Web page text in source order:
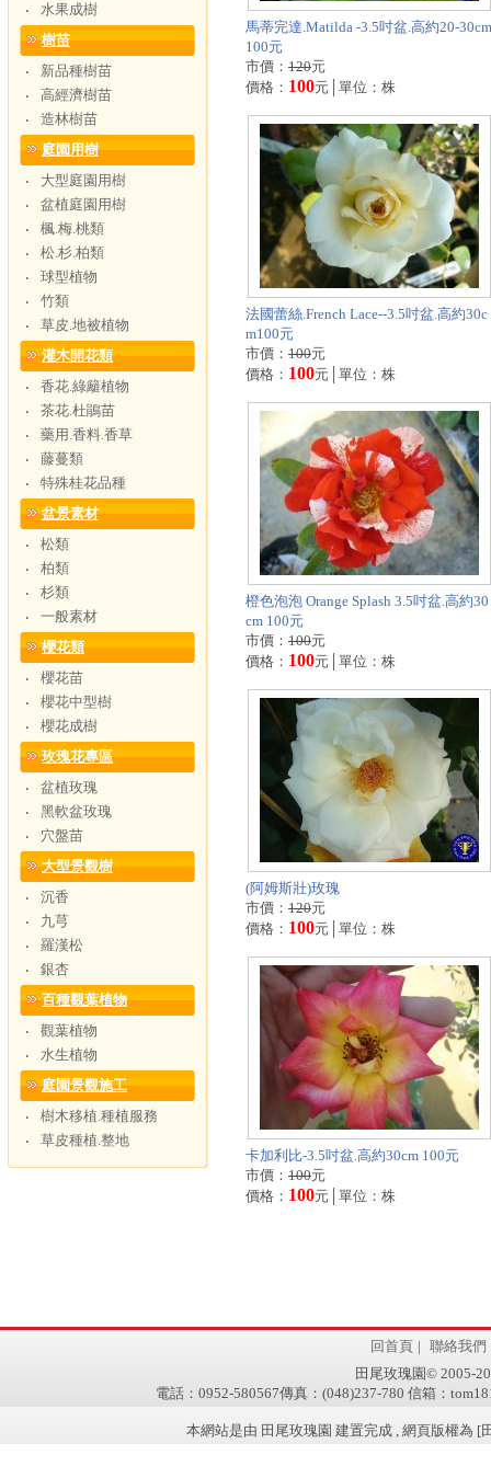
‧
水果成樹
樹苗
‧
新品種樹苗
‧
高經濟樹苗
‧
造林樹苗
庭園用樹
‧
大型庭園用樹
‧
盆植庭園用樹
‧
楓.梅.桃類
‧
松.杉.柏類
‧
球型植物
‧
竹類
‧
草皮.地被植物
灌木開花類
‧
香花.綠籬植物
‧
茶花.杜鵑苗
‧
藥用.香料.香草
‧
藤蔓類
‧
特殊桂花品種
盆景素材
‧
松類
‧
柏類
‧
杉類
‧
一般素材
櫻花類
‧
櫻花苗
‧
櫻花中型樹
‧
櫻花成樹
玫瑰花專區
‧
盆植玫瑰
‧
黑軟盆玫瑰
‧
穴盤苗
大型景觀樹
‧
沉香
‧
九芎
‧
羅漢松
‧
銀杏
百種觀葉植物
‧
觀葉植物
‧
水生植物
庭園景觀施工
‧
樹木移植.種植服務
‧
草皮種植.整地
馬蒂完達.Matilda -3.5吋盆.高約20-30cm
100元
市價： 120元
價格： 100元│單位：株
法國蕾絲.French Lace--3.5吋盆.高約30c
m100元
市價： 100元
價格： 100元│單位：株
橙色泡泡 Orange Splash 3.5吋盆.高約30
cm 100元
市價： 100元
價格： 100元│單位：株
(阿姆斯壯)玫瑰
市價： 120元
價格： 100元│單位：株
卡加利比-3.5吋盆.高約30cm 100元
市價： 100元
價格： 100元│單位：株
回首頁 | 聯絡我們
田尾玫瑰園© 2005-
電話：0952-580567傳真：(048)237-780 信箱：
本網站是由 田尾玫瑰園 建置完成 , 網頁版權為